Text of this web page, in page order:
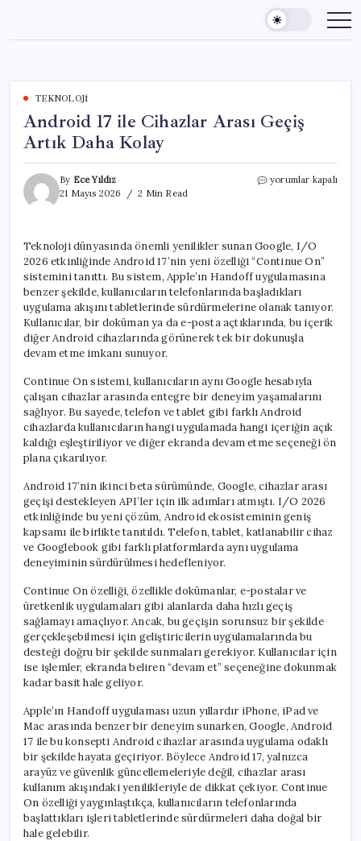
content
TEKNOLOJI
Android 17 ile Cihazlar Arası Geçiş
Artık Daha Kolay
By Ece Yıldız
21 Mayıs 2026
2 Min Read
Android
Geçiş
Artık
Daha
Kolay
yorumlar kapalı
Teknoloji dünyasında önemli yenilikler sunan Google, I/O
2026 etkinliğinde Android 17’nin yeni özelliği “Continue On”
sistemini tanıttı. Bu sistem, Apple’ın Handoff uygulamasına
benzer şekilde, kullanıcıların telefonlarında başladıkları
uygulama akışını tabletlerinde sürdürmelerine olanak tanıyor.
Kullanıcılar, bir doküman ya da e-posta açtıklarında, bu içerik
diğer Android cihazlarında görünerek tek bir dokunuşla
devam etme imkanı sunuyor.
Continue On sistemi, kullanıcıların aynı Google hesabıyla
çalışan cihazlar arasında entegre bir deneyim yaşamalarını
sağlıyor. Bu sayede, telefon ve tablet gibi farklı Android
cihazlarda kullanıcıların hangi uygulamada hangi içeriğin açık
kaldığı eşleştiriliyor ve diğer ekranda devam etme seçeneği ön
plana çıkarılıyor.
Android 17’nin ikinci beta sürümünde, Google, cihazlar arası
geçişi destekleyen API’ler için ilk adımları atmıştı. I/O 2026
etkinliğinde bu yeni çözüm, Android ekosisteminin geniş
kapsamı ile birlikte tanıtıldı. Telefon, tablet, katlanabilir cihaz
ve Googlebook gibi farklı platformlarda aynı uygulama
deneyiminin sürdürülmesi hedefleniyor.
Continue On özelliği, özellikle dokümanlar, e-postalar ve
üretkenlik uygulamaları gibi alanlarda daha hızlı geçiş
sağlamayı amaçlıyor. Ancak, bu geçişin sorunsuz bir şekilde
gerçekleşebilmesi için geliştiricilerin uygulamalarında bu
desteği doğru bir şekilde sunmaları gerekiyor. Kullanıcılar için
ise işlemler, ekranda beliren “devam et” seçeneğine dokunmak
kadar basit hale geliyor.
Apple’ın Handoff uygulaması uzun yıllardır iPhone, iPad ve
Mac arasında benzer bir deneyim sunarken, Google, Android
17 ile bu konsepti Android cihazlar arasında uygulama odaklı
bir şekilde hayata geçiriyor. Böylece Android 17, yalnızca
arayüz ve güvenlik güncellemeleriyle değil, cihazlar arası
kullanım akışındaki yenilikleriyle de dikkat çekiyor. Continue
On özelliği yaygınlaştıkça, kullanıcıların telefonlarında
başlattıkları işleri tabletlerinde sürdürmeleri daha doğal bir
hale gelebilir.